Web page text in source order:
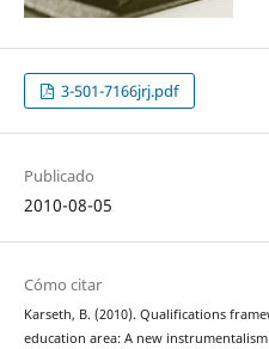
3-501-7166jrj.pdf
Publicado
2010-08-05
Cómo citar
Karseth, B. (2010). Qualifications
education area: A new